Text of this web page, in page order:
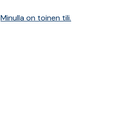
Minulla on toinen tili.